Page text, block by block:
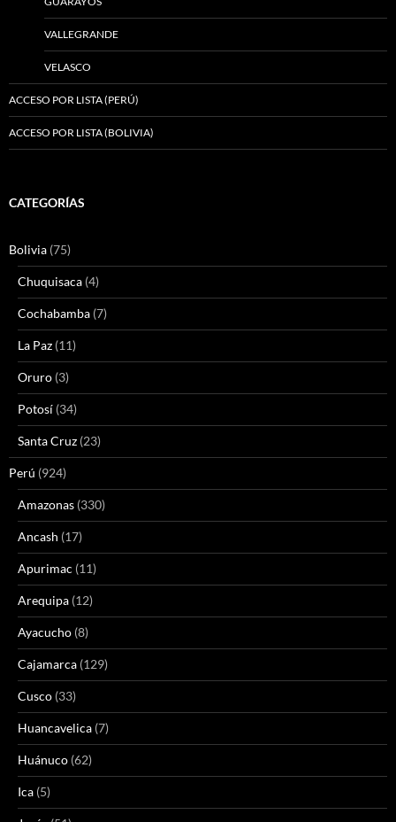
VALLEGRANDE
VELASCO
ACCESO POR LISTA (PERÚ)
ACCESO POR LISTA (BOLIVIA)
CATEGORÍAS
Bolivia (75)
Chuquisaca (4)
Cochabamba (7)
La Paz (11)
Oruro (3)
Potosí (34)
Santa Cruz (23)
Perú (924)
Amazonas (330)
Ancash (17)
Apurimac (11)
Arequipa (12)
Ayacucho (8)
Cajamarca (129)
Cusco (33)
Huancavelica (7)
Huánuco (62)
Ica (5)